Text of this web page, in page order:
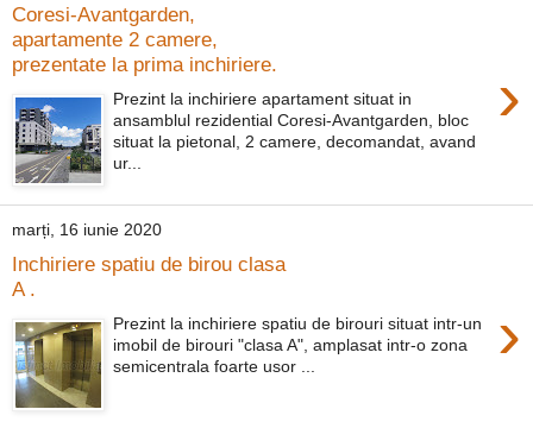
Coresi-Avantgarden,
apartamente 2 camere,
prezentate la prima inchiriere.
›
Prezint la inchiriere apartament situat in
ansamblul rezidential Coresi-Avantgarden, bloc
situat la pietonal, 2 camere, decomandat, avand
ur...
marți, 16 iunie 2020
Inchiriere spatiu de birou clasa
A .
›
Prezint la inchiriere spatiu de birouri situat intr-un
imobil de birouri "clasa A", amplasat intr-o zona
semicentrala foarte usor ...